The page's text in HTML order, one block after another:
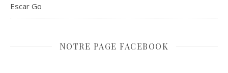
Escar Go
NOTRE PAGE FACEBOOK